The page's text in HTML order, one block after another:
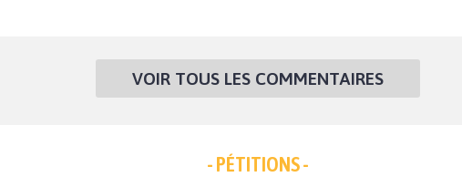
VOIR TOUS LES COMMENTAIRES
- PÉTITIONS -